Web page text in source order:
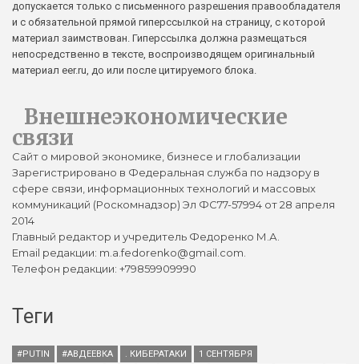
допускается только с письменного разрешения правообладателя
и с обязательной прямой гиперссылкой на страницу, с которой
материал заимствован. Гиперссылка должна размещаться
непосредственно в тексте, воспроизводящем оригинальный
материал eer.ru, до или после цитируемого блока.
Внешнеэкономические
связи
Сайт о мировой экономике, бизнесе и глобализации
Зарегистрировано в Федеральная служба по надзору в
сфере связи, информационных технологий и массовых
коммуникаций (Роскомнадзор) Эл ФС77-57994 от 28 апреля
2014
Главный редактор и учредитель Федоренко М.А.
Email редакции: m.a.fedorenko@gmail.com.
Телефон редакции: +79859909990
Теги
#PUTIN #АВДЕЕВКА . КИБЕРАТАКИ
1 СЕНТЯБРЯ